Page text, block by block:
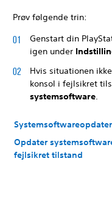
Prøv følgende trin:
Genstart din
igen under
Hvis situationen
konsol i fejlsikret
systemsoftware
Opdater
fejlsikret tilstand